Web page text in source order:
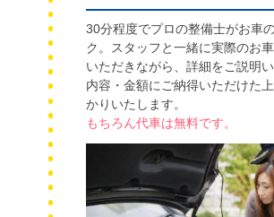
30分程度でプロの整備士がお車
ク。スタッフと一緒に実際のお
いただきながら、詳細をご説明
内容・金額にご納得いただけた
かりいたします。
もちろん代車は無料です。